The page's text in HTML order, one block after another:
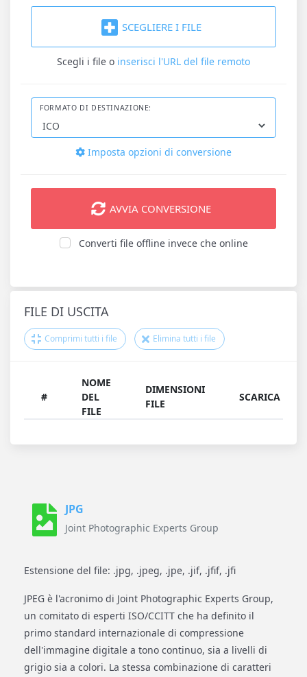
SCEGLIERE I FILE
Scegli i file o inserisci l'URL del file remoto
FORMATO DI DESTINAZIONE:
Imposta opzioni di conversione
AVVIA CONVERSIONE
Converti file offline invece che online
FILE DI USCITA
Comprimi tutti i file Elimina tutti i file
#
NOME
DEL
FILE
DIMENSIONI
FILE
SCARICA
JPG
Joint Photographic Experts Group
Estensione del file: .jpg, .jpeg, .jpe, .jif, .jfif, .jfi
JPEG è l'acronimo di Joint Photographic Experts Group,
un comitato di esperti ISO/CCITT che ha definito il
primo standard internazionale di compressione
dell'immagine digitale a tono continuo, sia a livelli di
grigio sia a colori. La stessa combinazione di caratteri